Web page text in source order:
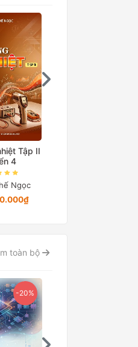
Tập II
4
Ngọc
toàn bộ
-20%